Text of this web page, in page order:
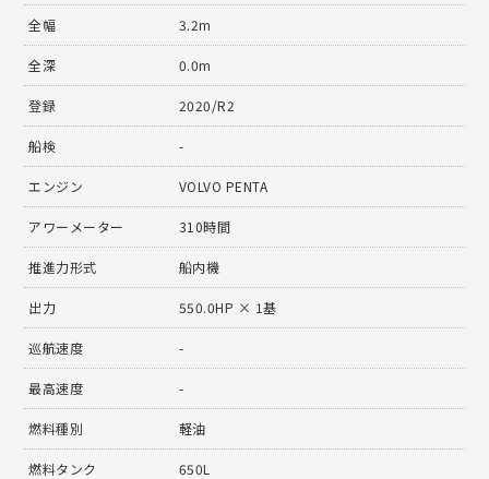
全幅 3.2m
全深 0.0m
登録 2020/R2
船検 -
エンジン VOLVO PENTA
アワーメーター 310時間
推進力形式 船内機
出力 550.0HP × 1基
巡航速度 -
最高速度 -
燃料種別 軽油
燃料タンク 650L